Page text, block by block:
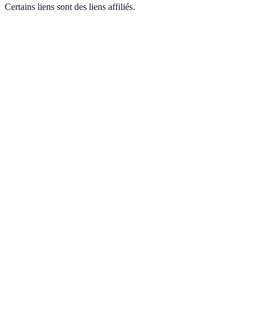
Certains liens sont des liens affiliés.